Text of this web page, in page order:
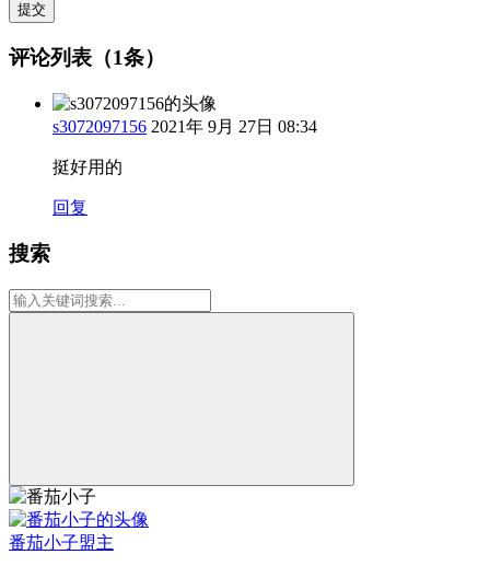
提交
评论列表（1条）
s3072097156 2021年 9月 27日 08:34
挺好用的
回复
搜索
番茄小子盟主